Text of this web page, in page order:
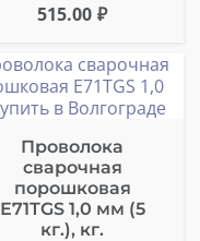
515.00 ₽
Проволока
сварочная
порошковая
Е71ТGS 1,0 мм (5
кг.), кг.